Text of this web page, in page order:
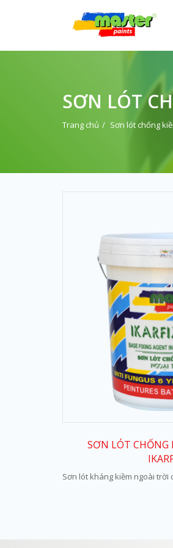
SƠN LÓT
Trang chủ Sơn lót chống
SƠN LÓT CHỐNG
Sơn lót kháng kiềm ngoài trời